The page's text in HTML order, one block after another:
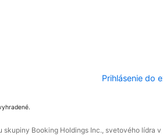
Prihlásenie do
skupiny Booking Holdings Inc., svetového